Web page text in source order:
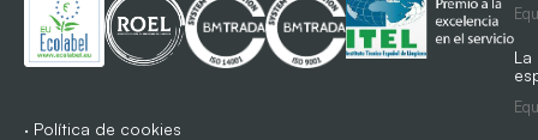
· Política de cookies